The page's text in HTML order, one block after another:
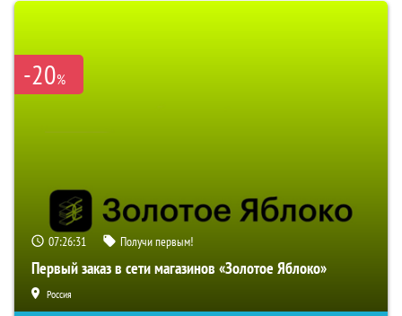
-20%
07:26:30 Получи первым!
Первый заказ в сети магазинов «Золотое Яблоко»
Россия